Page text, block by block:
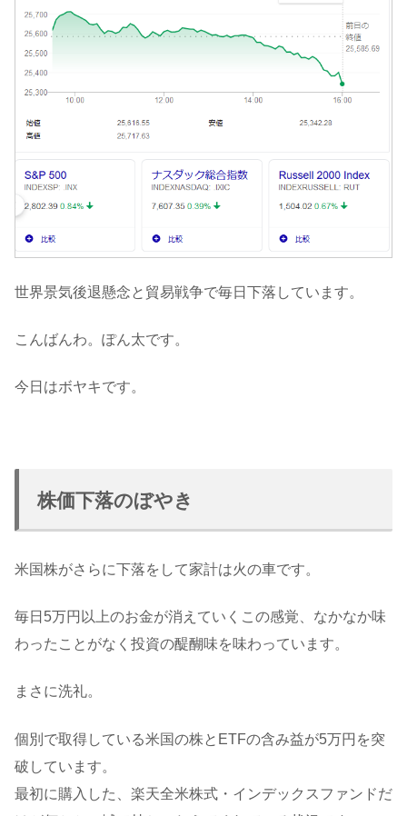
世界景気後退懸念と貿易戦争で毎日下落しています。
こんばんわ。ぽん太です。
今日はボヤキです。
株価下落のぼやき
米国株がさらに下落をして家計は火の車です。
毎日5万円以上のお金が消えていくこの感覚、なかなか味
わったことがなく投資の醍醐味を味わっています。
まさに洗礼。
個別で取得している米国の株とETFの含み益が5万円を突
破しています。
最初に購入した、楽天全米株式・インデックスファンドだ